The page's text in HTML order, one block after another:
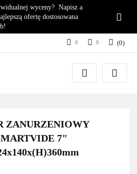
wyceny? Napisz a
ofertę dostosowana
EUR
Załóż konto
(0)
ZANURZENIOWY
7"